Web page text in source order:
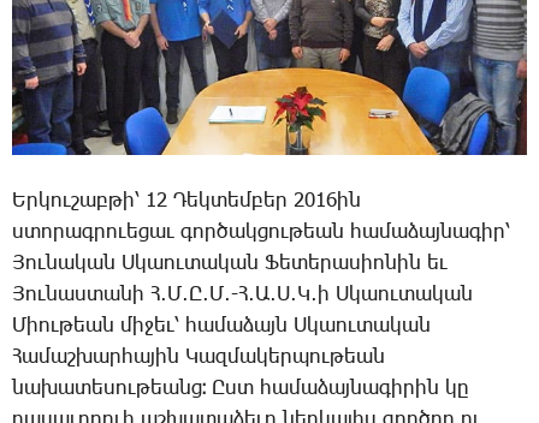
Եր­կու­շաբ­թի՝ 12 ­Դեկ­տեմ­բեր 2016ին
ստո­րագ­րո­ւե­ցաւ գոր­ծակ­ցու­թեան հա­մա­ձայ­նա­գիր՝
­Յու­նա­կան Ս­կաու­տա­կան ­Ֆե­տե­րա­սիո­նին եւ
­Յու­նաս­տա­նի Հ․Մ․Ը․Մ․-Հ․Ա․Ս․Կ­․ի Ս­կաու­տա­կան
­Միու­թեան մի­ջեւ՝ հա­մա­ձայն Ս­կաու­տա­կան
­Հա­մաշ­խար­հա­յին ­Կազ­մա­կեր­պու­թեան
նա­խա­տե­սու­թեանց։ Ըստ հա­մա­ձայ­նա­գի­րին կը